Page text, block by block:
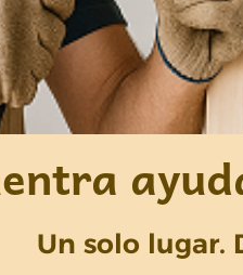
Un solo lugar.